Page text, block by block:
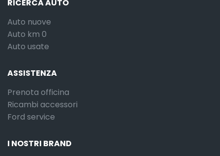
RICERCA AUTO
Auto nuove
Auto km 0
Auto usate
ASSISTENZA
Prenota officina
Ricambi accessori
Ford service
I NOSTRI BRAND